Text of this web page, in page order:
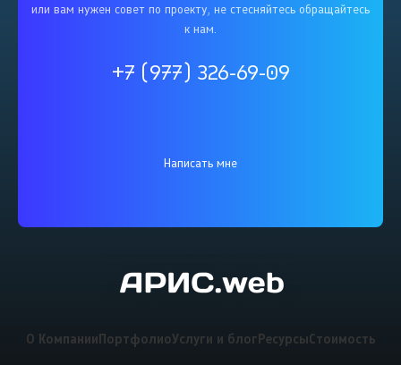
или вам нужен совет по проекту, не стесняйтесь обращайтесь
к нам.
+7 (977) 326-69-09
Написать мне
О КомпанииПортфолиоУслуги и блогРесурсыСтоимость